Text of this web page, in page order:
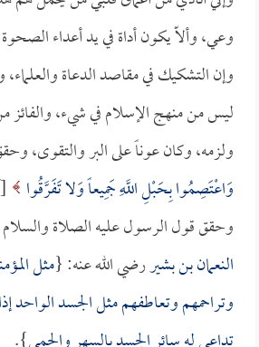
وعي، وألاّ يكون أداة في يد أعداء
وإن التشكيك في مقاصد الدعاة والعلماء،
ليس من منهج الإسلام في شيء،
ولزمه، وكان عوناً على البر والتقوى،
وَاعْتَصِمُوا بِحَبْلِ اللَّهِ جَمِيعاً وَلا تَفَرَّقُوا
وحقق قول الرسول عليه الصلاة
النعمان بن بشيررضي الله عنه: {مثل
وتراحمهم وتعاطفهم مثل الجسد الواحد